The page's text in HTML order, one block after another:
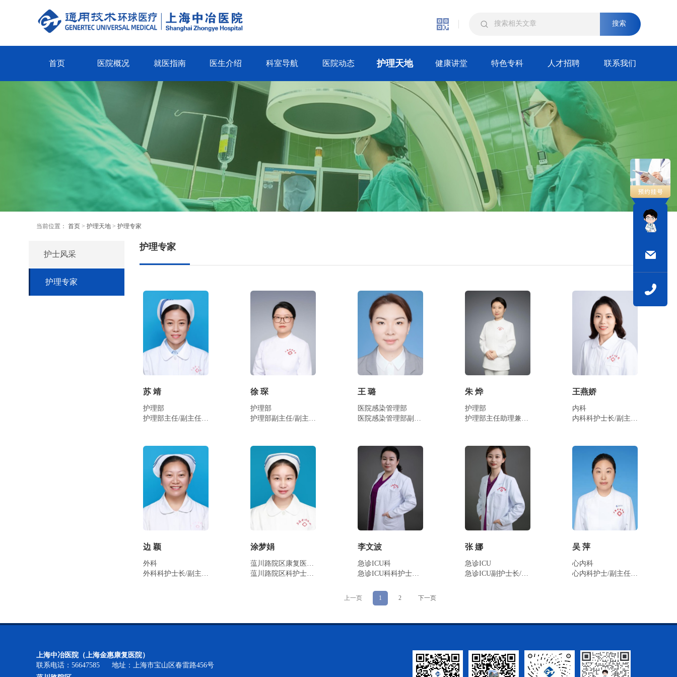
搜索
首页 医院概况 就医指南 医生介绍 科室导航 医院动态 护理天地 健康讲堂 特色专科 人才招聘 联系我们
当前位置： 首页 > 护理天地 > 护理专家
护士风采
护理专家
护理专家
苏 靖
护理部
护理部主任/副主任护师
徐 琛
护理部
护理部副主任/副主任护师
​王 璐
医院感染管理部
医院感染管理部副部长（主持工作…
朱 烨
护理部
护理部主任助理兼门诊总护士长/…
王燕娇
内科
内科科护士长/副主任护师
边 颖
外科
外科科护士长/副主任护师
涂梦娟
蕰川路院区康复医学科
蕰川路院区科护士长/副主任护师
李文波
急诊ICU科
急诊ICU科科护士长/副主任护师
张 娜
急诊ICU
急诊ICU副护士长/副主任护师
吴 萍
心内科
心内科护士/副主任护师
上一页 1 2 下一页
上海中冶医院（上海金惠康复医院）
联系电话：56647585 地址：上海市宝山区春雷路456号